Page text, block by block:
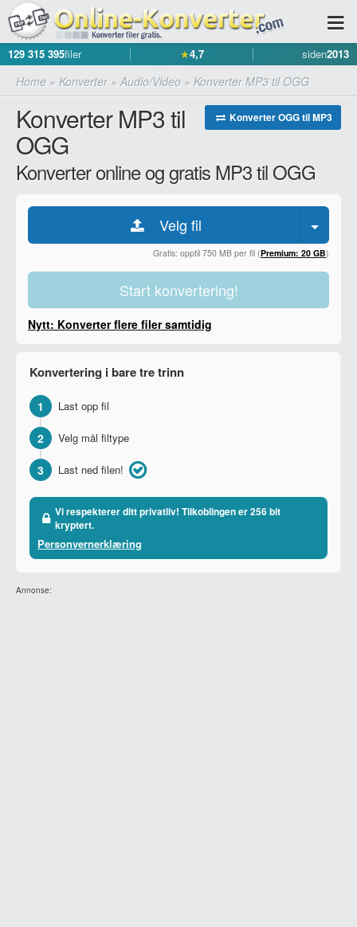
129 315 395filer ★4,7 siden2013
Home » Konverter» Audio/Video » Konverter MP3 til OGG
Konverter OGG til MP3
Konverter MP3 til
OGG
Konverter online og gratis MP3 til OGG
Velg fil
Gratis: opptil 750 MB per fil (Premium: 20 GB)
Start konvertering!
Nytt: Konverter flere filer samtidig
Konvertering i bare tre trinn
1 Last opp fil
2 Velg mål filtype
3 Last ned filen!
Vi respekterer ditt privatliv! Tilkoblingen er 256 bit
kryptert.
Personvernerklæring
Annonse: